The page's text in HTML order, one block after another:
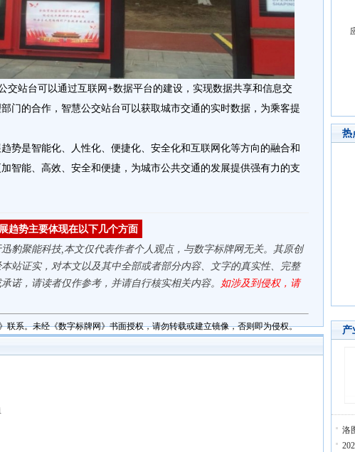
交站台可以通过互联网+数据平台的建设，实现数据共享和信息交
门的合作，智慧公交站台可以获取城市交通的实时数据，为乘客提
势是智能化、人性化、便捷化、安全化和互联网化等方向的融合和
智能、高效、安全和便捷，为城市公共交通的发展提供强有力的支
趋势主要体现在以下几个方面
豹聚能科技,本文仅代表作者个人观点，与数字标牌网无关。其原创
站证实，对本文以及其中全部或者部分内容、文字的真实性、完整
诺，请读者仅作参考，并请自行核实相关内容。
如涉及到侵权，请
联系。未经《数字标牌网》书面授权，请勿转载或建立镜像，否则即为侵权。
热
产
洛